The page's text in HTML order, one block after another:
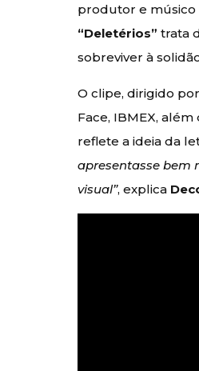
produtor e músico
“Deletérios” trata
sobreviver à
O clipe, dirigido por
Face, IBMEX,
reflete a ideia da
apresentasse bem
visual”, explica